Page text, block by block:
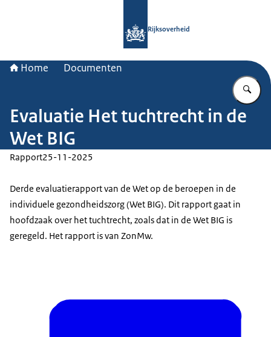
Rijksoverheid
Home Documenten
Evaluatie Het tuchtrecht in de
Wet BIG
Rapport25-11-2025
Derde evaluatierapport van de Wet op de beroepen in de
individuele gezondheidszorg (Wet BIG). Dit rapport gaat in
hoofdzaak over het tuchtrecht, zoals dat in de Wet BIG is
geregeld. Het rapport is van ZonMw.